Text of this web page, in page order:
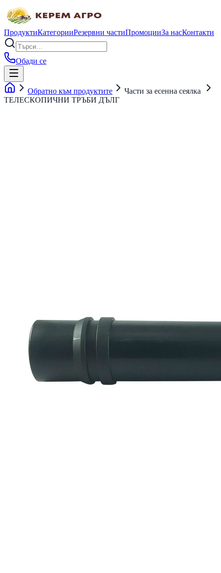
ПродуктиКатегорииРезервни частиПромоцииЗа насКонтакти
Обади се
Обратно към продуктите
Части за есенна сеялка
ТЕЛЕСКОПИЧНИ ТРЪБИ ДЪЛГ